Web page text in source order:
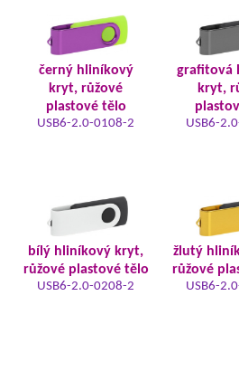
černý hliníkový
kryt, růžové
plastové tělo
USB6-2.0-0108-2
grafitová
kryt,
USB6-
bílý hliníkový kryt,
růžové plastové tělo
USB6-2.0-0208-2
žlutý
růžové
USB6-